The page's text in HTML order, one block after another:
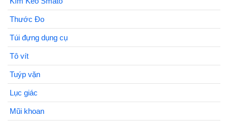
Thước Đo
Túi đựng dụng cụ
Tô vít
Tuýp vặn
Lục giác
Mũi khoan